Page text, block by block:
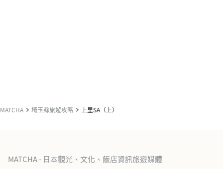
MATCHA 埼玉縣旅遊攻略 上里SA（上）
MATCHA - 日本觀光、文化、飯店資訊旅遊媒體